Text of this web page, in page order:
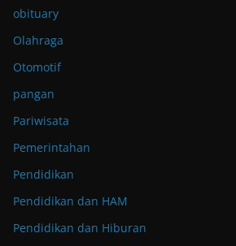
obituary
Olahraga
Otomotif
pangan
Pariwisata
Pemerintahan
Pendidikan
Pendidikan dan HAM
Pendidikan dan Hiburan